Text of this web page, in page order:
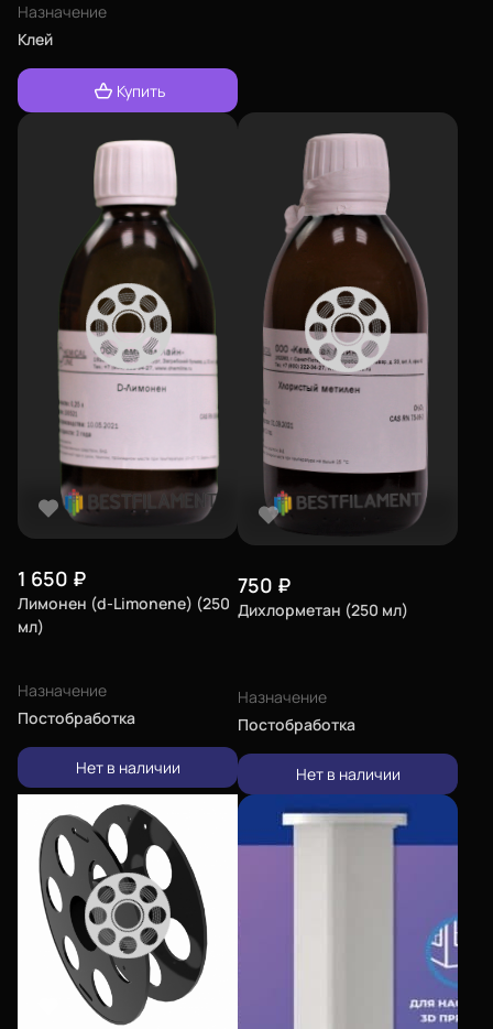
Назначение
Клей
Купить
1 650 ₽
Лимонен (d-Limonene) (250
мл)
Назначение
Постобработка
Нет в наличии
750 ₽
Дихлорметан (250 мл)
Назначение
Постобработка
Нет в наличии